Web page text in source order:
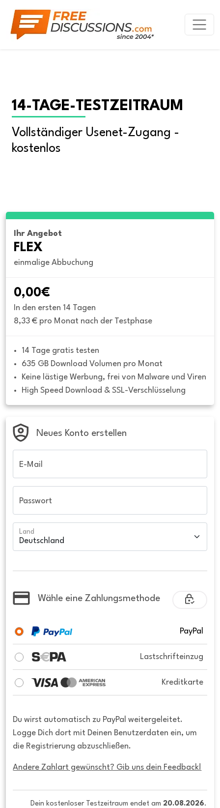
14-TAGE-TESTZEITRAUM
Vollständiger Usenet-Zugang -
kostenlos
Ihr Angebot
FLEX
einmalige Abbuchung
0,00€
In den ersten 14 Tagen
8,33 € pro Monat nach der Testphase
14 Tage gratis testen
635 GB Download Volumen pro Monat
Keine lästige Werbung, frei von Malware und Viren
High Speed Download & SSL-Verschlüsselung
Neues Konto erstellen
E-Mail
Passwort
Land
Wähle eine Zahlungsmethode
PayPal
Lastschrifteinzug
Kreditkarte
Du wirst automatisch zu PayPal weitergeleitet.
Logge Dich dort mit Deinen Benutzerdaten ein, um
die Registrierung abzuschließen.
Andere Zahlart gewünscht? Gib uns dein Feedback!
Dein kostenloser Testzeitraum endet am 20.08.2026.